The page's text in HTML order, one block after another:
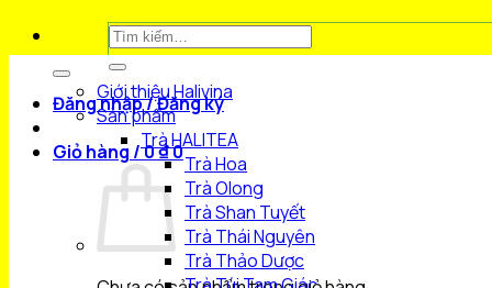
Tìm
kiếm:
Đăng nhập / Đăng ký
Giỏ hàng /0₫0
Giới thiệu Halivina
Sản phẩm
Trà HALITEA
Trà Hoa
Trà Olong
Trà Shan Tuyết
Trà Thái Nguyên
Trà Thảo Dược